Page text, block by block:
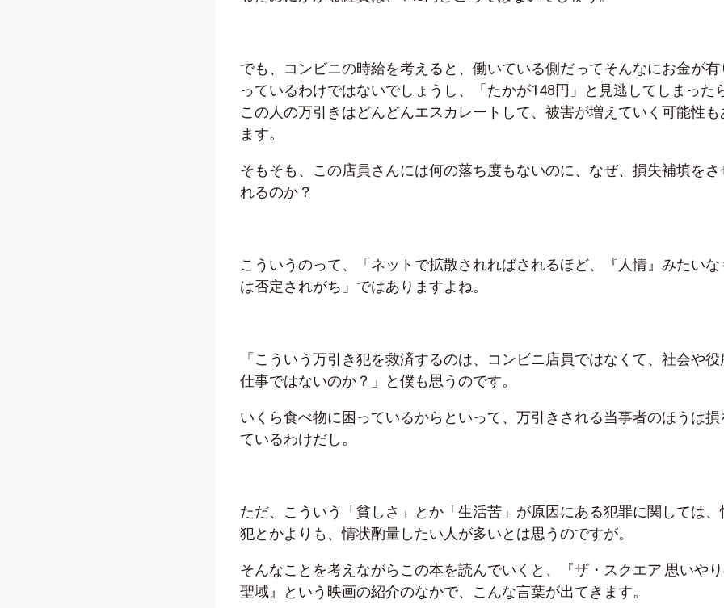
でも、コンビニの時給を考えると、働いている側だってそんなにお金が有
っているわけではないでしょうし、「たかが148円」と見逃してしまった
この人の万引きはどんどんエスカレートして、被害が増えていく可能性も
ます。
そもそも、この店員さんには何の落ち度もないのに、なぜ、損失補填をさ
れるのか？
こういうのって、「ネットで拡散されればされるほど、『人情』みたいな
は否定されがち」ではありますよね。
「こういう万引き犯を救済するのは、コンビニ店員ではなくて、社会や役
仕事ではないのか？」と僕も思うのです。
いくら食べ物に困っているからといって、万引きされる当事者のほうは損
ているわけだし。
ただ、こういう「貧しさ」とか「生活苦」が原因にある犯罪に関しては、
犯とかよりも、情状酌量したい人が多いとは思うのですが。
そんなことを考えながらこの本を読んでいくと、『ザ・スクエア 思いや
聖域』という映画の紹介のなかで、こんな言葉が出てきます。